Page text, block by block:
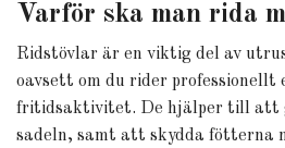
Varför ska man rida
Ridstövlar är en viktig del av
oavsett om du rider professionellt
fritidsaktivitet. De hjälper till att
sadeln, samt att skydda fötterna